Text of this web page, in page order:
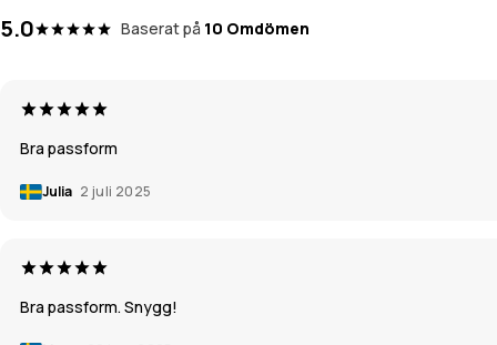
5.0 Baserat på 10 Omdömen
Bra passform
Julia 2 juli 2025
Bra passform. Snygg!